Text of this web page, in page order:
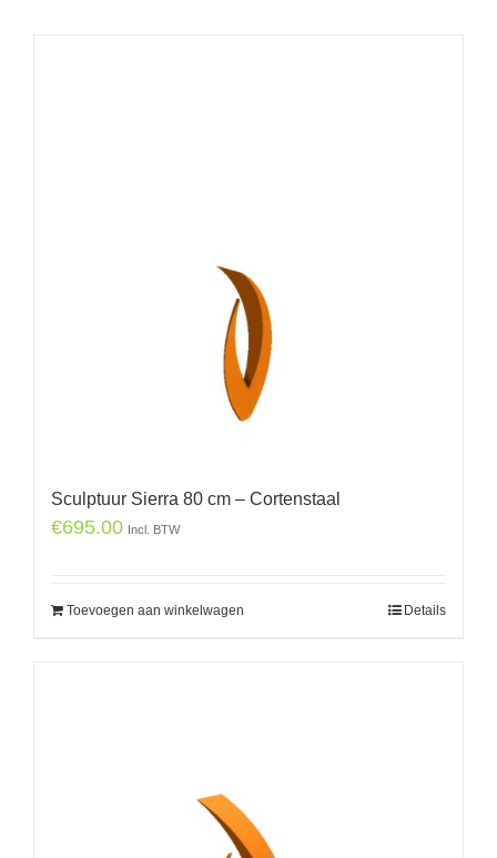
Sculptuur Sierra 80 cm – Cortenstaal
€695.00 Incl. BTW
Toevoegen aan winkelwagen Details